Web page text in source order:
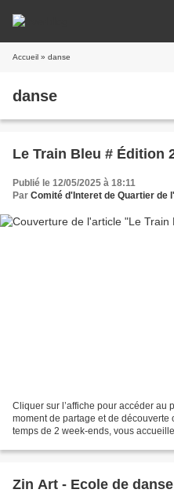
Accueil » danse
danse
Le Train Bleu # Édition
Publié le 12/05/2025 à 18:11
Par Comité d'Interet de Quartier de
Cliquer sur l’affiche pour accéder au
moment de partage et de
temps de 2 week-ends, vous
Zin Art - Ecole de